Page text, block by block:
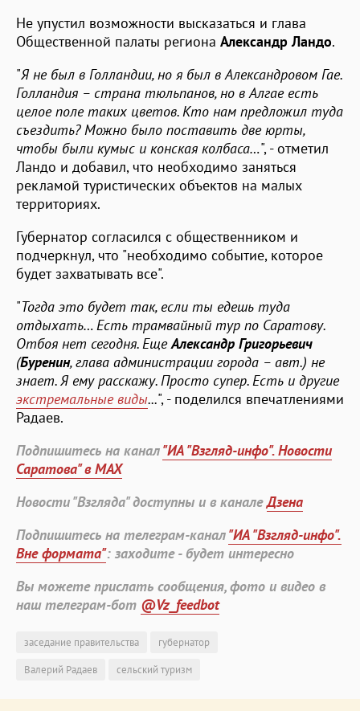
Не упустил возможности высказаться и глава
Общественной палаты региона Александр Ландо.
"Я не был в Голландии, но я был в Александровом Гае.
Голландия – страна тюльпанов, но в Алгае есть
целое поле таких цветов. Кто нам предложил туда
съездить? Можно было поставить две юрты,
чтобы были кумыс и конская колбаса…", - отметил
Ландо и добавил, что необходимо заняться
рекламой туристических объектов на малых
территориях.
Губернатор согласился с общественником и
подчеркнул, что "необходимо событие, которое
будет захватывать все".
"Тогда это будет так, если ты едешь туда
отдыхать… Есть трамвайный тур по Саратову.
Отбоя нет сегодня. ЕщеАлександр Григорьевич
(Буренин, глава администрации города – авт.) не
знает. Я ему расскажу. Просто супер. Есть и другие
экстремальные виды...", - поделился впечатлениями
Радаев.
Подпишитесь на канал"ИА "Взгляд-инфо". Новости
Саратова" в MAX
Новости "Взгляда" доступны и в каналеДзена
Подпишитесь на телеграм-канал"ИА "Взгляд-инфо".
Вне формата": заходите - будет интересно
Вы можете прислать сообщения, фото и видео в
наш телеграм-бот @Vz_feedbot
заседание правительства
губернатор
Валерий Радаев
сельский туризм